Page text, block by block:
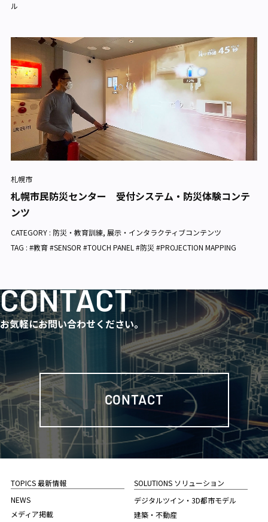
ル
札幌市
札幌市民防災センター 受付システム・防災体験コンテ
ンツ
CATEGORY : 防災・教育訓練, 展示・インタラクティブコンテンツ
TAG : #教育 #SENSOR #TOUCH PANEL #防災 #PROJECTION MAPPING
CONTACT
お気軽にお問い合わせください。
CONTACT
TOPICS 最新情報
NEWS
メディア掲載
SOLUTIONS ソリューション
デジタルツイン・3D都市モデル
建築・不動産